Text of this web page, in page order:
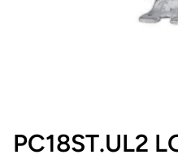
PC18ST.UL2